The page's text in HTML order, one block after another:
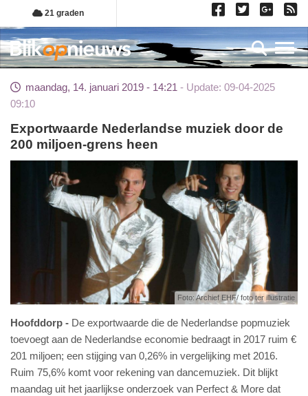
Overslaan
en
naar
de
gaan
21 graden
maandag, 14. januari 2019 - 14:21
Update: 09-04-2025
09:10
Exportwaarde Nederlandse muziek door de
200 miljoen-grens heen
Foto: Archief EHF/ foto ter illustratie
Hoofddorp
De exportwaarde die de Nederlandse popmuziek
toevoegt aan de Nederlandse economie bedraagt in 2017 ruim €
201 miljoen; een stijging van 0,26% in vergelijking met 2016.
Ruim 75,6% komt voor rekening van dancemuziek. Dit blijkt
maandag uit het jaarlijkse onderzoek van Perfect & More dat